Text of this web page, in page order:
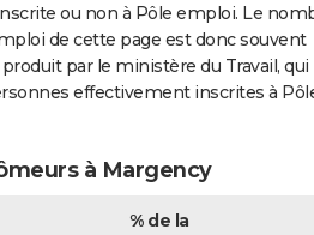
ou non à Pôle emploi. Le
de cette page est donc souvent
par le ministère du Travail, qui
effectivement inscrites à
à Margency
% de la